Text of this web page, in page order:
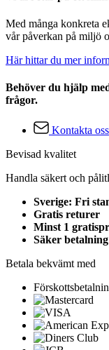
Med många konkreta
vår påverkan på miljö
Här hittar du mer
Behöver du hjälp
frågor.
Kontakta oss
Bevisad kvalitet
Handla säkert och
Sverige: Fri
Gratis returer
Minst 1
Säker betalning
Betala bekvämt med